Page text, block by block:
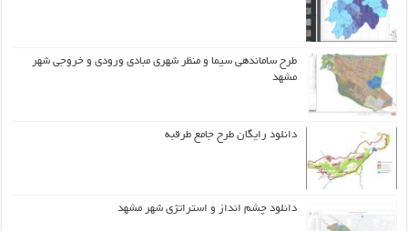
طرح ساماندهی سیما و منظر شهری مبادی ورودی و خروجی شهر
مشهد
دانلود رایگان طرح جامع طرقبه
دانلود چشم انداز و استراتژی شهر مشهد